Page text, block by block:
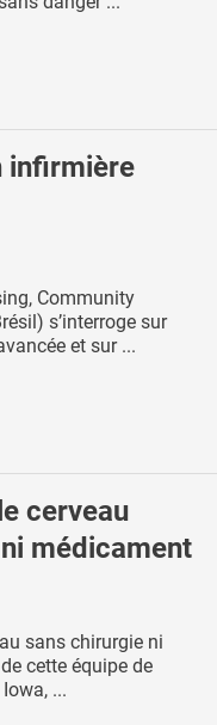
infirmière
Community
s’interroge sur
et sur ...
cerveau
médicament
sans chirurgie ni
cette équipe de
...